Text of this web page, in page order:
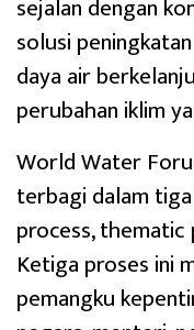
sejalan dengan
solusi
daya air
perubahan iklim
World Water
terbagi dalam
process, thematic
Ketiga proses ini
pemangku